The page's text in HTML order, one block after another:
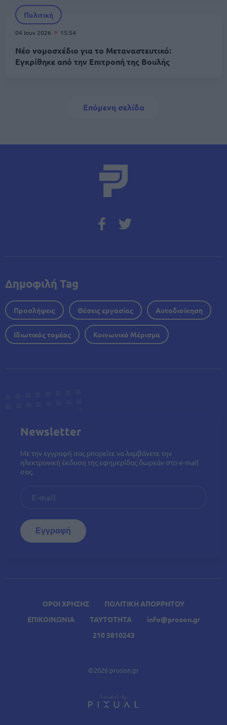
Πολιτική
04 Ιουν 2026 15:54
Νέο νομοσχέδιο για το Μεταναστευτικό:
Εγκρίθηκε από την Επιτροπή της Βουλής
Next page
Επόμενη σελίδα
ΟΡΟΙ ΧΡΗΣΗΣ
ΠΟΛΙΤΙΚΗ ΑΠΟΡΡΗΤΟΥ
ΕΠΙΚΟΙΝΩΝΙΑ
ΤΑΥΤΟΤΗΤΑ
info@proson.gr
210 3810243
©2026 proson.gr
Δημοφιλή Tag
Προσλήψεις Θέσεις εργασίας Αυτοδιοίκηση
Ιδιωτικός τομέας Κοινωνικό Μέρισμα
Newsletter
Με την εγγραφή σας μπορείτε να λαμβάνετε την
ηλεκτρονική έκδοση της εφημερίδας δωρεάν στο e-mail
σας.